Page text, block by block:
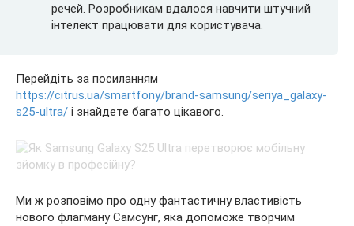
речей. Розробникам вдалося навчити штучний
інтелект працювати для користувача.
Перейдіть за посиланням
https://citrus.ua/smartfony/brand-samsung/seriya_galaxy-
s25-ultra/ і знайдете багато цікавого.
Ми ж розповімо про одну фантастичну властивість
нового флагману Самсунг, яка допоможе творчим